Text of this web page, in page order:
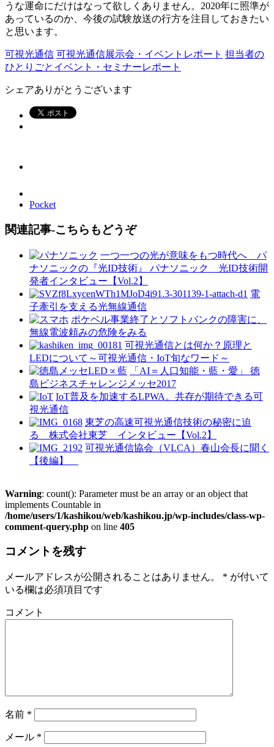
うな運命にだけはなって欲しくありません。2020年に照準が
あっているのか、今後の試験放送の行方を注目しておきたい
と思います。
可視光通信 可視光通信展示会・イベントレポート 担当者の
ひとりごと イベント・セミナーレポート
シェアありがとうございます
Pocket
関連記事-こちらもどうぞ
一つ一つの光が意味をもつ時代へ パ
ナソニックの『光ID技術』 パナソニック 光ID技術開
発者インタビュー【Vol.2】
電
子牽引を支える光無線通信
ポケベル事業終了とソフトバンクの障害に、
無線電波頼みの危険をみる
可視光通信とは何か？原理と
LEDについて～可視光通信・IoT旬なワード～
「AI＝人口知能・藍・愛」 徳
島ビジネスチャレンジメッセ2017
IoT普及を加速するLPWA。共存が期待できる可
視光通信
東芝の高速可視光通信技術の秘密に迫
る 株式会社東芝 インタビュー【Vol.2】
可視光通信協会（VLCA）春山会長に聞く
【後編】
Warning: count(): Parameter must be an array or an object that
implements Countable in
/home/users/1/kashikou/web/kashikou.jp/wp-includes/class-wp-
comment-query.php on line 405
コメントを残す
メールアドレスが公開されることはありません。 * が付いて
いる欄は必須項目です
コメント
名前 *
メール *